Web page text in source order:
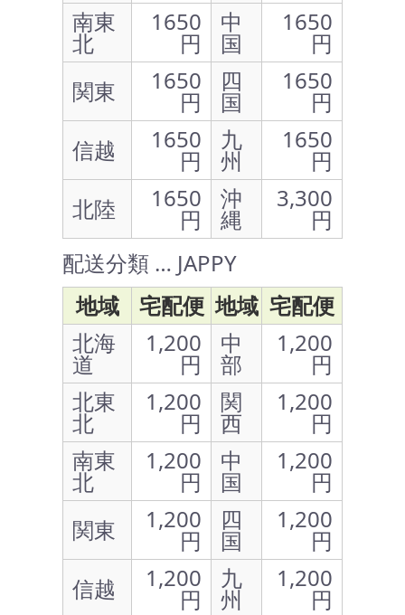
南東
北
1650
円
中
国
1650
円
関東
1650
円
四
国
1650
円
信越
1650
円
九
州
1650
円
北陸
1650
円
沖
縄
3,300
円
配送分類 … JAPPY
地域
宅配便 地域 宅配便
北海
道
1,200
円
中
部
1,200
円
北東
北
1,200
円
関
西
1,200
円
南東
北
1,200
円
中
国
1,200
円
関東
1,200
円
四
国
1,200
円
信越
1,200
円
九
州
1,200
円